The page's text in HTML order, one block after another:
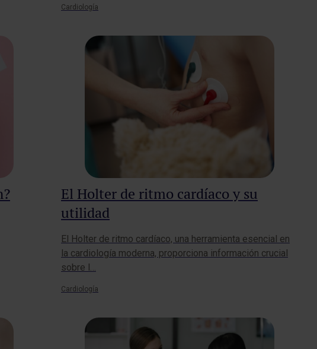
Cardiología
El Holter de ritmo cardíaco y su
utilidad
El Holter de ritmo cardíaco, una herramienta esencial en
la cardiología moderna, proporciona información crucial
sobre l…
Cardiología